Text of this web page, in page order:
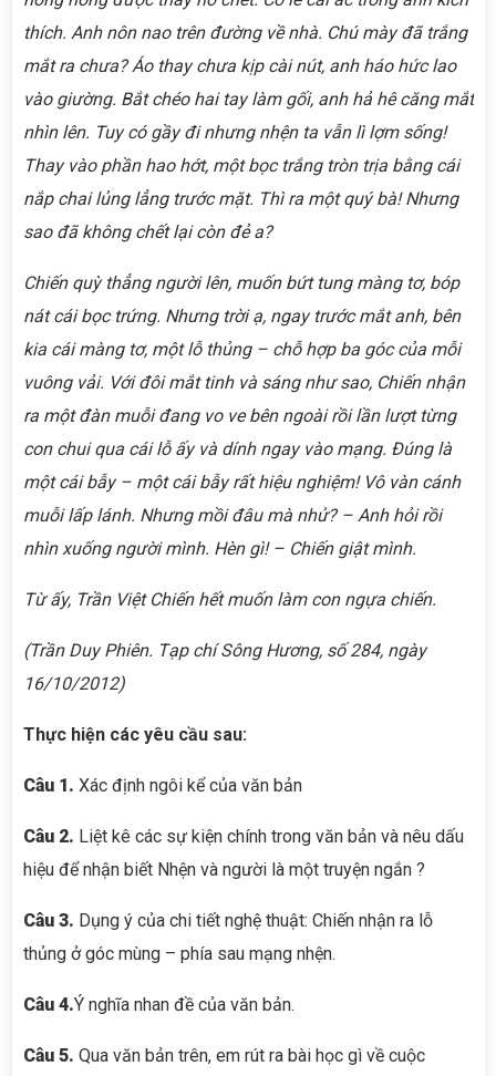
thích. Anh nôn nao trên đường về nhà. Chú mày đã trắng
mắt ra chưa? Áo thay chưa kịp cài nút, anh háo hức lao
vào giường. Bắt chéo hai tay làm gối, anh hả hê căng mắt
nhìn lên. Tuy có gầy đi nhưng nhện ta vẫn lì lợm sống!
Thay vào phần hao hớt, một bọc trắng tròn trịa bằng cái
nắp chai lủng lẳng trước mặt. Thì ra một quý bà! Nhưng
sao đã không chết lại còn đẻ a?
Chiến quỳ thẳng người lên, muốn bứt tung màng tơ, bóp
nát cái bọc trứng. Nhưng trời ạ, ngay trước mắt anh, bên
kia cái màng tơ, một lỗ thủng – chỗ hợp ba góc của mỗi
vuông vải. Với đôi mắt tinh và sáng như sao, Chiến nhận
ra một đàn muỗi đang vo ve bên ngoài rồi lần lượt từng
con chui qua cái lỗ ấy và dính ngay vào mạng. Đúng là
một cái bẫy – một cái bẫy rất hiệu nghiệm! Vô vàn cánh
muỗi lấp lánh. Nhưng mồi đâu mà nhử? – Anh hỏi rồi
nhìn xuống người mình. Hèn gì! – Chiến giật mình.
Từ ấy, Trần Việt Chiến hết muốn làm con ngựa chiến.
(Trần Duy Phiên. Tạp chí Sông Hương, số 284, ngày
16/10/2012)
Thực hiện các yêu cầu sau:
Câu 1. Xác định ngôi kể của văn bản
Câu 2. Liệt kê các sự kiện chính trong văn bản và nêu dấu
hiệu để nhận biết Nhện và người là một truyện ngắn ?
Câu 3. Dụng ý của chi tiết nghệ thuật: Chiến nhận ra lỗ
thủng ở góc mùng – phía sau mạng nhện.
Câu 4.Ý nghĩa nhan đề của văn bản.
Câu 5. Qua văn bản trên, em rút ra bài học gì về cuộc